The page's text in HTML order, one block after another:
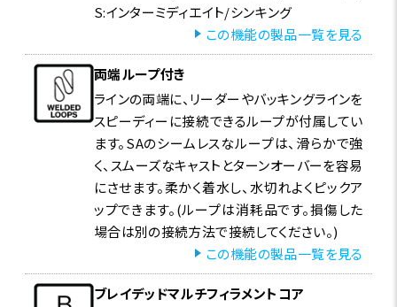
S:インターミディエイト/シンキング
この機能の製品一覧を見る
両端ループ付き
ラインの両端に、リーダーやバッキングラインを
スピーディーに接続できるループが付属してい
ます。SAのシームレスなループは、滑らかで強
く、スムーズなキャストとターンオーバーを容易
にさせます。柔かく着水し、水切れよくピックア
ップできます。(ループは消耗品です。損傷した
場合は別の接続方法で接続してください。)
この機能の製品一覧を見る
ブレイデッドマルチフィラメントコア